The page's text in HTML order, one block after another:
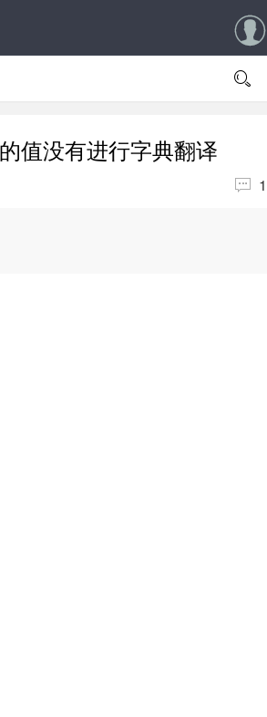

值没有进行字典翻译
 1